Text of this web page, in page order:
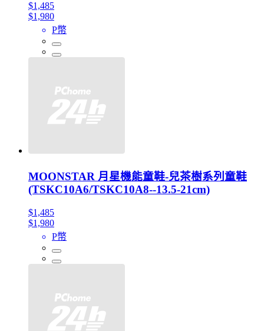
$1,485
$1,980
P幣
MOONSTAR 月星機能童鞋-兒茶樹系列童鞋
(TSKC10A6/TSKC10A8--13.5-21cm)
$1,485
$1,980
P幣